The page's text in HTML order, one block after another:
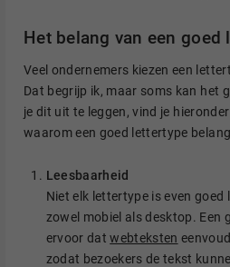
Het belang van een goed
Veel ondernemers kiezen een
Dat begrijp ik, maar soms kan het
je dit uit te leggen, vind je
waarom een goed lettertype
Leesbaarheid
Niet elk lettertype is even goed
zowel mobiel als desktop. Een
ervoor datwebteksten
zodat bezoekers de tekst